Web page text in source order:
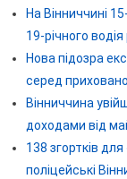
На Вінниччині
19-річного
Нова підозра
серед
Вінниччина
доходами від
138 згортків
поліцейські